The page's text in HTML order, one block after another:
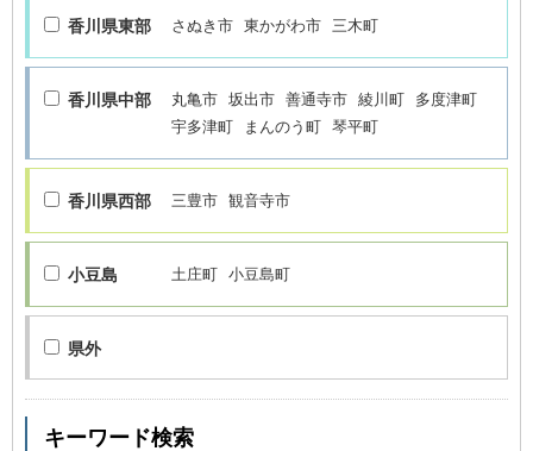
香川県東部 さぬき市 東かがわ市 三木町
香川県中部 丸亀市 坂出市 善通寺市 綾川町
多度津町
宇多津町
まんのう町 琴平町
香川県西部 三豊市 観音寺市
小豆島 土庄町 小豆島町
県外
キーワード検索